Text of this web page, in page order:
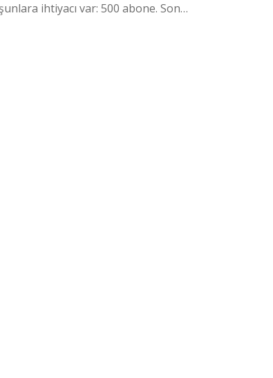
ihtiyacı var: 500 abone. Son…